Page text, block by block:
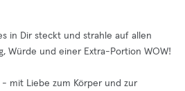
in Dir steckt und strahle auf allen
Würde und einer Extra-Portion WOW!
- mit Liebe zum Körper und zur